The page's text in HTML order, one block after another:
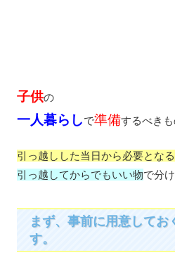
子供の
一人暮らしで準備するべきも
引っ越しした当日から必要とな
引っ越してからでもいい物で分
まず、事前に用意してお
す。